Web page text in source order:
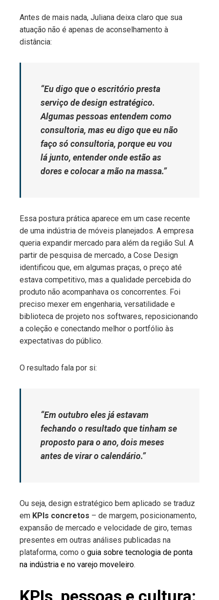
Antes de mais nada, Juliana deixa claro que sua
atuação não é apenas de aconselhamento à
distância:
“Eu digo que o escritório presta
serviço de design estratégico.
Algumas pessoas entendem como
consultoria, mas eu digo que eu não
faço só consultoria, porque eu vou
lá junto, entender onde estão as
dores e colocar a mão na massa.”
Essa postura prática aparece em um case recente
de uma indústria de móveis planejados. A empresa
queria expandir mercado para além da região Sul. A
partir de pesquisa de mercado, a Cose Design
identificou que, em algumas praças, o preço até
estava competitivo, mas a qualidade percebida do
produto não acompanhava os concorrentes. Foi
preciso mexer em engenharia, versatilidade e
biblioteca de projeto nos softwares, reposicionando
a coleção e conectando melhor o portfólio às
expectativas do público.
O resultado fala por si:
“Em outubro eles já estavam
fechando o resultado que tinham se
proposto para o ano, dois meses
antes de virar o calendário.”
Ou seja, design estratégico bem aplicado se traduz
em KPIs concretos – de margem, posicionamento,
expansão de mercado e velocidade de giro, temas
presentes em outras análises publicadas na
plataforma, como o guia sobre tecnologia de ponta
na indústria e no varejo moveleiro.
KPIs, pessoas e cultura: